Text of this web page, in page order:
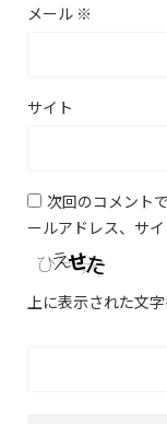
メール ※
サイト
次回のコメント
ールアドレス、サイ
上に表示された文